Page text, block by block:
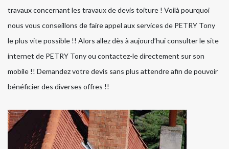
travaux concernant les travaux de devis toiture ! Voilà pourquoi
nous vous conseillons de faire appel aux services de PETRY Tony
le plus vite possible !! Alors allez dès à aujourd’hui consulter le site
internet de PETRY Tony ou contactez-le directement sur son
mobile !! Demandez votre devis sans plus attendre afin de pouvoir
bénéficier des diverses offres !!